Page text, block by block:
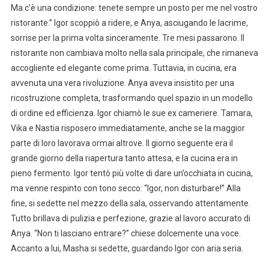
Ma c’è una condizione: tenete sempre un posto per me nel vostro
ristorante.” Igor scoppiò a ridere, e Anya, asciugando le lacrime,
sorrise per la prima volta sinceramente. Tre mesi passarono. Il
ristorante non cambiava molto nella sala principale, che rimaneva
accogliente ed elegante come prima. Tuttavia, in cucina, era
avvenuta una vera rivoluzione. Anya aveva insistito per una
ricostruzione completa, trasformando quel spazio in un modello
di ordine ed efficienza. Igor chiamò le sue ex cameriere. Tamara,
Vika e Nastia risposero immediatamente, anche se la maggior
parte di loro lavorava ormai altrove. Il giorno seguente era il
grande giorno della riapertura tanto attesa, e la cucina era in
pieno fermento. Igor tentò più volte di dare un’occhiata in cucina,
ma venne respinto con tono secco: “Igor, non disturbare!” Alla
fine, si sedette nel mezzo della sala, osservando attentamente.
Tutto brillava di pulizia e perfezione, grazie al lavoro accurato di
Anya. “Non ti lasciano entrare?” chiese dolcemente una voce.
Accanto a lui, Masha si sedette, guardando Igor con aria seria.